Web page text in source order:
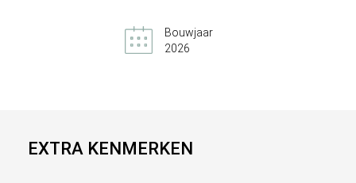
Bouwjaar
2026
EXTRA KENMERKEN